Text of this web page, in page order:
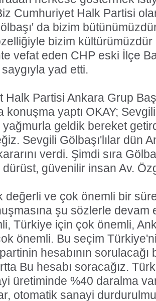
Cumhuriyet Halk Partisi
da bizim
bizim
vefat eden CHP eski İlçe
yad etti.
Halk Partisi Ankara Grup
yaptı OKAY; Sevgili
geldik bereket
Sevgili Gölbaşı'lılar dün
verdi. Şimdi sıra
güvenilir insan Av.
değerli ve çok önemli bir
şu sözlerle devam
Türkiye için çok önemli,
önemli. Bu seçim
hesabının sorulacağı
Bu hesabı soracağız.
üretiminde %40 daralma
otomatik sanayi